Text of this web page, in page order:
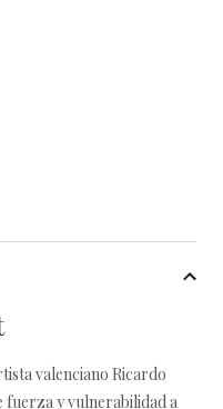
valenciano Ricardo
y vulnerabilidad a